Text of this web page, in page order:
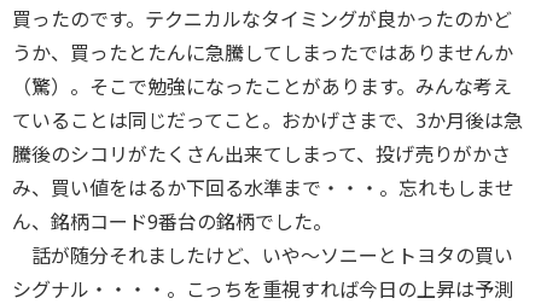
買ったのです。テクニカルなタイミングが良かったのかど
うか、買ったとたんに急騰してしまったではありませんか
（驚）。そこで勉強になったことがあります。みんな考え
ていることは同じだってこと。おかげさまで、3か月後は急
騰後のシコリがたくさん出来てしまって、投げ売りがかさ
み、買い値をはるか下回る水準まで・・・。忘れもしませ
ん、銘柄コード9番台の銘柄でした。
話が随分それましたけど、いや～ソニーとトヨタの買い
シグナル・・・・。こっちを重視すれば今日の上昇は予測